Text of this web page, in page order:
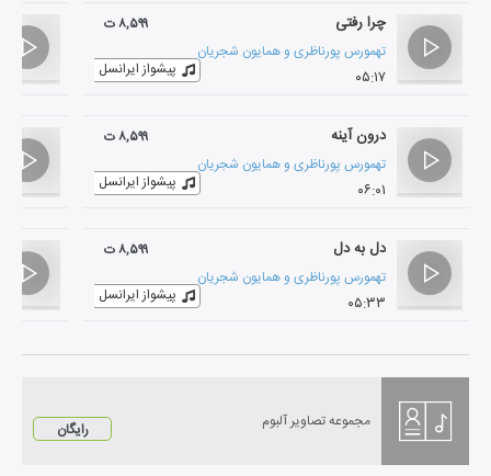
چرا رفتی
تهمورس پورناظری و همایون شجریان
۰۵:۱۷
۸,۵۹۹ ت
پیشواز ایرانسل
درون آینه
تهمورس پورناظری و همایون شجریان
۰۶:۰۱
۸,۵۹۹ ت
پیشواز ایرانسل
دل به دل
تهمورس پورناظری و همایون شجریان
۰۵:۳۳
۸,۵۹۹ ت
پیشواز ایرانسل
مجموعه تصاویر آلبوم رایگان